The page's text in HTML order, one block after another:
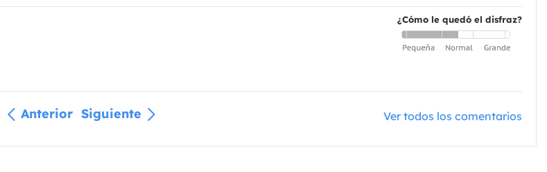
¿Cómo le quedó el disfraz?
Anterior Siguiente Ver todos los comentarios